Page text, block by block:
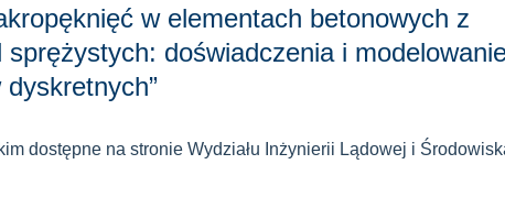
w elementach betonowych z
doświadczenia i
dostępne na stronie Wydziału Inżynierii Lądowej i